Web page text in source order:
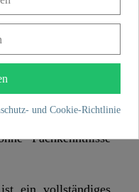
keramischen
Bedarf kann die
werden.
für die Küche
Die mitgelieferte
Fachkenntnisse
und Cookie-Richtlinie